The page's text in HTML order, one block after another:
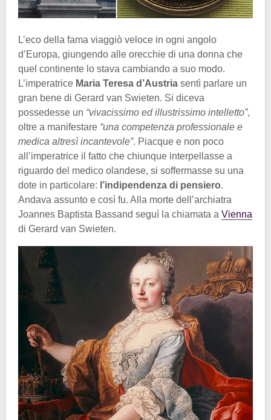
L’eco della fama viaggiò veloce in ogni angolo
d’Europa, giungendo alle orecchie di una donna che
quel continente lo stava cambiando a suo modo.
L’imperatrice Maria Teresa d’Austria sentì parlare un
gran bene di Gerard van Swieten. Si diceva
possedesse un “vivacissimo ed illustrissimo intelletto”,
oltre a manifestare “una competenza professionale e
medica altresì incantevole”. Piacque e non poco
all’imperatrice il fatto che chiunque interpellasse a
riguardo del medico olandese, si soffermasse su una
dote in particolare: l’indipendenza di pensiero.
Andava assunto e così fu. Alla morte dell’archiatra
Joannes Baptista Bassand seguì la chiamata a Vienna
di Gerard van Swieten.